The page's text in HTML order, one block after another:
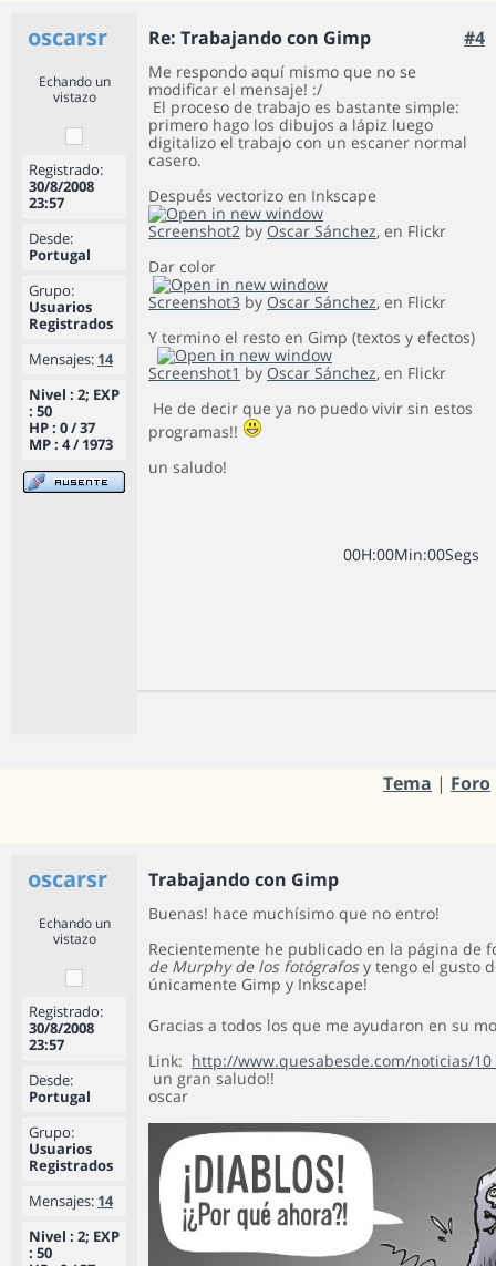
oscarsr Re: Trabajando con Gimp #4
Echando un
vistazo
Registrado:
30/8/2008
23:57
Desde:
Portugal
Grupo:
Usuarios
Registrados
Mensajes: 14
Nivel : 2; EXP
: 50
HP : 0 / 37
MP : 4 / 1973
Me respondo aquí mismo que no se
modificar el mensaje! :/
El proceso de trabajo es bastante simple:
primero hago los dibujos a lápiz luego
digitalizo el trabajo con un escaner normal
casero.
Después vectorizo en Inkscape
Screenshot2 by Oscar Sánchez, en Flickr
Dar color
Screenshot3 by Oscar Sánchez, en Flickr
Y termino el resto en Gimp (textos y efectos)
Screenshot1 by Oscar Sánchez, en Flickr
He de decir que ya no puedo vivir sin estos
programas!!
un saludo!
00H:00Min:00Segs
Tema | Foro
oscarsr Trabajando con Gimp
Echando un
vistazo
Registrado:
30/8/2008
23:57
Desde:
Portugal
Grupo:
Usuarios
Registrados
Mensajes: 14
Nivel : 2; EXP
: 50
Buenas! hace muchísimo que no entro!
Recientemente he publicado en la página de
de Murphy de los fotógrafosy tengo el gusto
únicamente Gimp y Inkscape!
Gracias a todos los que me ayudaron en su
Link: http://www.quesabesde.com/noticias/
un gran saludo!!
oscar